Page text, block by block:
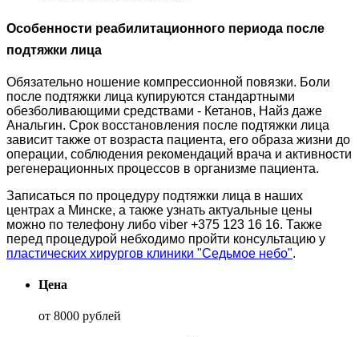
Особенности реабилитационного периода после
подтяжки лица
Обязательно ношение компрессионной повязки. Боли
после подтяжки лица купируются стандартными
обезболивающими средствами - Кетанов, Найз даже
Анальгин. Срок восстановления после подтяжки лица
зависит также от возраста пациента, его образа жизни до
операции, соблюдения рекомендаций врача и активности
регенерационных процессов в организме пациента.
Записаться по процедуру подтяжки лица в наших
центрах а Минске, а также узнать актуальные цены
можно по телефону либо viber +375 123 16 16. Также
перед процедурой небходимо пройти консультацию у
пластических хирургов клиники "Седьмое небо".
Цена
от 8000 рублей